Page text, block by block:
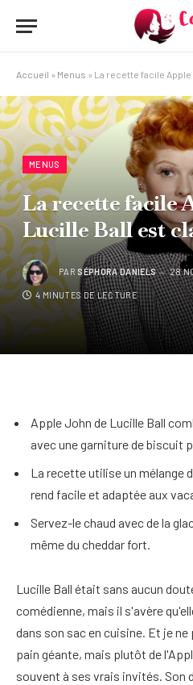
Accueil » Menus » La recette facile
MENUS
La recette facile
Lucille Ball est
PAR SÉPHORA DANIELS 28
4 MINUTES DE LECTURE
Apple John de Lucille Ball
avec une garniture de biscuit
La recette utilise un mélange
rend facile et adaptée aux
Servez-le chaud avec de la
même du cheddar fort.
Lucille Ball était sans aucun
comédienne, mais il s'avère
dans son sac en cuisine. Et je ne
pain géante, mais plutôt de
souvent à ses vrais invités. Son